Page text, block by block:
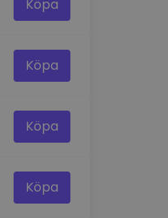
Köpa
Köpa
Köpa
Köpa